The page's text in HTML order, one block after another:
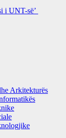
i UNT-së’
Arkitekturës